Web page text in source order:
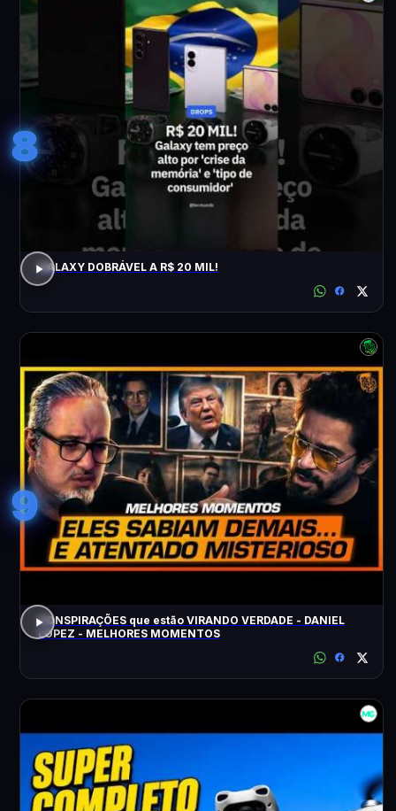
8
GALAXY DOBRÁVEL A R$ 20 MIL!
9
CONSPIRAÇÕES que estão VIRANDO VERDADE - DANIEL
LOPEZ - MELHORES MOMENTOS